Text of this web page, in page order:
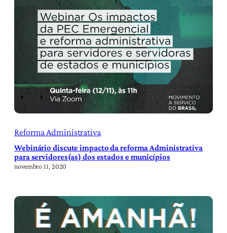
Reforma Administrativa
Webinário discute impacto da reforma Administrativa
para servidores(as) dos estados e municípios
novembro 11, 2020